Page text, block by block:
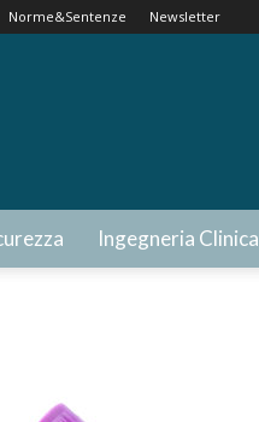
Norme&Sentenze Newsletter
Ingegneria Clinica